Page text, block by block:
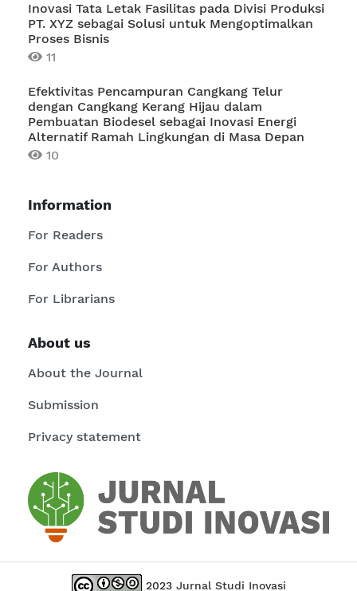
Inovasi Tata Letak Fasilitas pada Divisi Produksi
PT. XYZ sebagai Solusi untuk Mengoptimalkan
Proses Bisnis
11
Efektivitas Pencampuran Cangkang Telur
dengan Cangkang Kerang Hijau dalam
Pembuatan Biodesel sebagai Inovasi Energi
Alternatif Ramah Lingkungan di Masa Depan
10
Information
For Readers
For Authors
For Librarians
About us
About the Journal
Submission
Privacy statement
2023 Jurnal Studi Inovasi